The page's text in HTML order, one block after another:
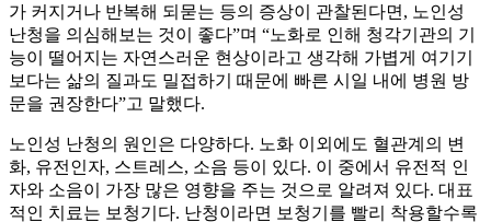
가 커지거나 반복해 되묻는 등의 증상이 관찰된다면, 노인성
난청을 의심해보는 것이 좋다”며 “노화로 인해 청각기관의 기
능이 떨어지는 자연스러운 현상이라고 생각해 가볍게 여기기
보다는 삶의 질과도 밀접하기 때문에 빠른 시일 내에 병원 방
문을 권장한다”고 말했다.
노인성 난청의 원인은 다양하다. 노화 이외에도 혈관계의 변
화, 유전인자, 스트레스, 소음 등이 있다. 이 중에서 유전적 인
자와 소음이 가장 많은 영향을 주는 것으로 알려져 있다. 대표
적인 치료는 보청기다. 난청이라면 보청기를 빨리 착용할수록